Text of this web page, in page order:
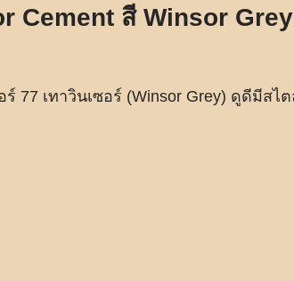
Cement สี Winsor Grey
77 เทาวินเซอร์ (Winsor Grey) ดูดีมีสไ